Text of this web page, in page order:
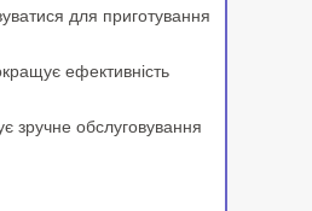
для приготування
ефективність
зручне обслуговування